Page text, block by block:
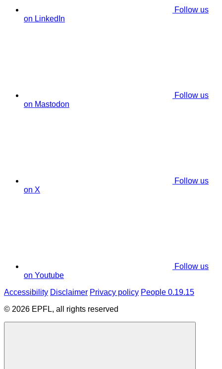
Follow us
on LinkedIn
Follow us
on Mastodon
Follow us
on X
Follow us
on Youtube
Accessibility Disclaimer Privacy policy People 0.19.15
© 2026 EPFL, all rights reserved